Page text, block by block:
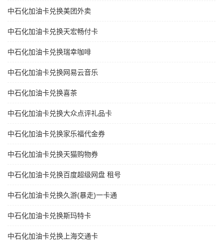
中石化加油卡兑换美团外卖
中石化加油卡兑换天宏畅付卡
中石化加油卡兑换瑞幸咖啡
中石化加油卡兑换网易云音乐
中石化加油卡兑换喜茶
中石化加油卡兑换大众点评礼品卡
中石化加油卡兑换家乐福代金券
中石化加油卡兑换天猫购物券
中石化加油卡兑换百度超级网盘 租号
中石化加油卡兑换久游(暴走)一卡通
中石化加油卡兑换斯玛特卡
中石化加油卡兑换上海交通卡